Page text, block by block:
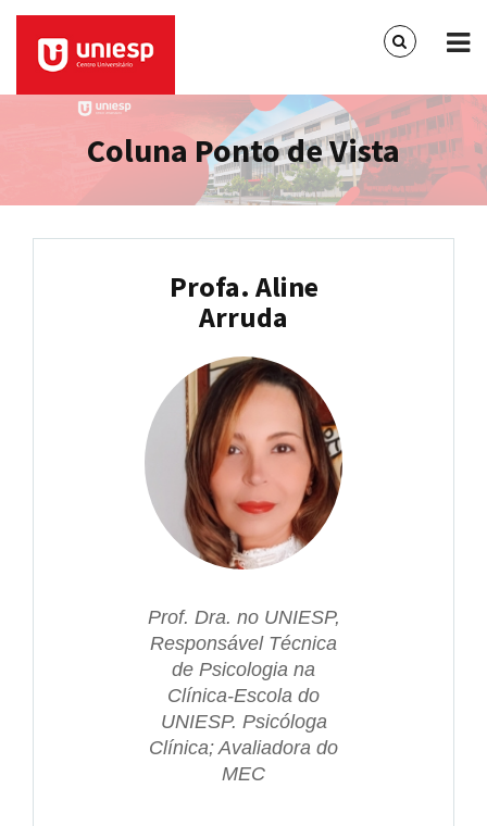
Coluna Ponto de Vista
Profa. Aline
Arruda
Prof. Dra. no UNIESP,
Responsável Técnica
de Psicologia na
Clínica-Escola do
UNIESP. Psicóloga
Clínica; Avaliadora do
MEC